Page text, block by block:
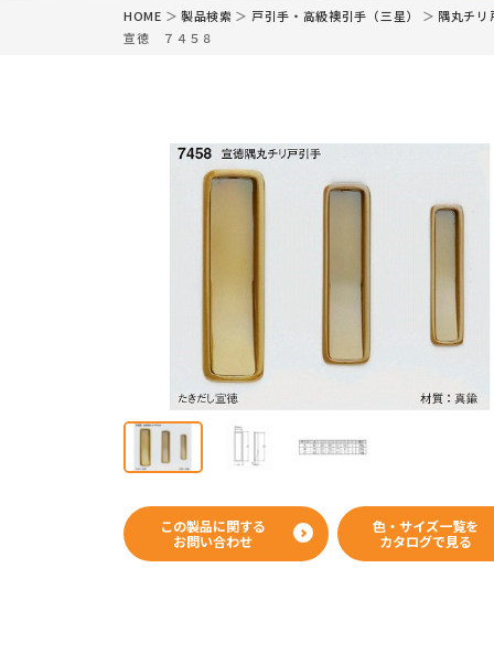
カタログ
WEBカタログ
HOME ＞ 製品検索 ＞ 戸引手・高級襖引手（三星） ＞ 隅丸チ
宣徳 ７４５８
この製品に関する
お問い合わせ
色・サイズ一覧を
カタログで見る